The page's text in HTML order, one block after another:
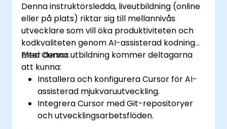
Denna instruktörsledda, liveutbildning (online
eller på plats) riktar sig till mellannivås
utvecklare som vill öka produktiviteten och
kodkvaliteten genom AI-assisterad kodning
med Cursor.
Efter denna utbildning kommer deltagarna
att kunna:
Installera och konfigurera Cursor för AI-
assisterad mjukvaruutveckling.
Integrera Cursor med Git-repositoryer
och utvecklingsarbetsflöden.